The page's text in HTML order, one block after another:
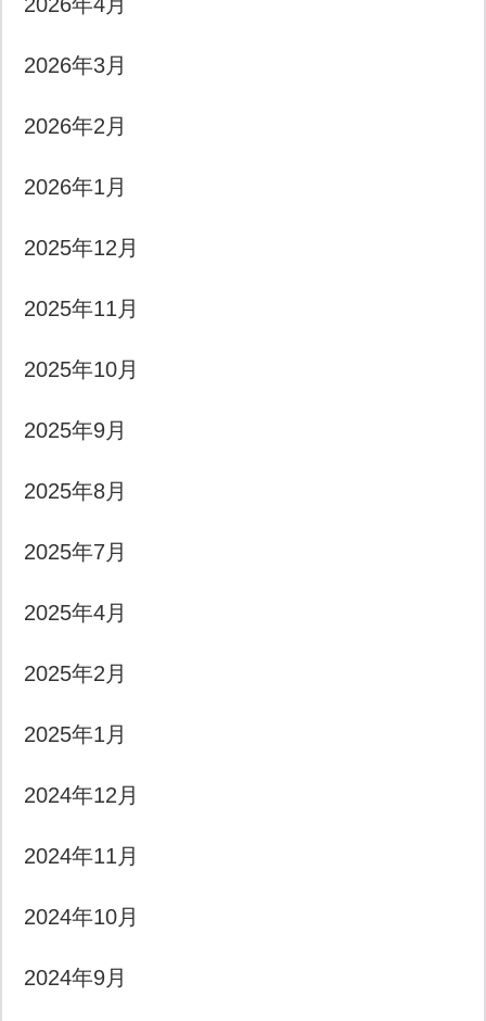
2026年3月
2026年2月
2026年1月
2025年12月
2025年11月
2025年10月
2025年9月
2025年8月
2025年7月
2025年4月
2025年2月
2025年1月
2024年12月
2024年11月
2024年10月
2024年9月